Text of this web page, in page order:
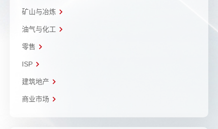
矿山与冶炼
油气与化工
零售
ISP
建筑地产
商业市场